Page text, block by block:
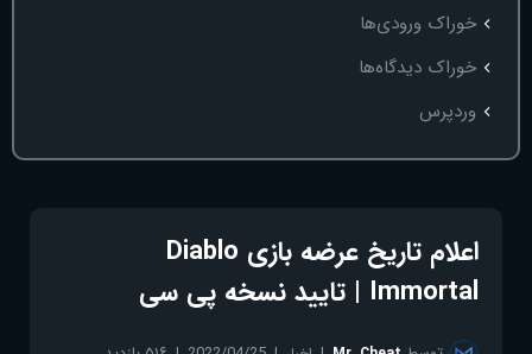
خوراک ورودی‌ها
خوراک دیدگاه‌ها
وردپرس
اعلام تاریخ عرضه بازی Diablo
Immortal | تایید نسخه پی سی